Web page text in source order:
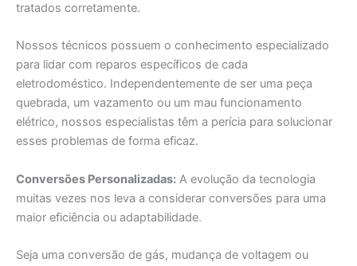
tratados corretamente.
Nossos técnicos possuem o conhecimento especializado
para lidar com reparos específicos de cada
eletrodoméstico. Independentemente de ser uma peça
quebrada, um vazamento ou um mau funcionamento
elétrico, nossos especialistas têm a perícia para solucionar
esses problemas de forma eficaz.
Conversões Personalizadas: A evolução da tecnologia
muitas vezes nos leva a considerar conversões para uma
maior eficiência ou adaptabilidade.
Seja uma conversão de gás, mudança de voltagem ou